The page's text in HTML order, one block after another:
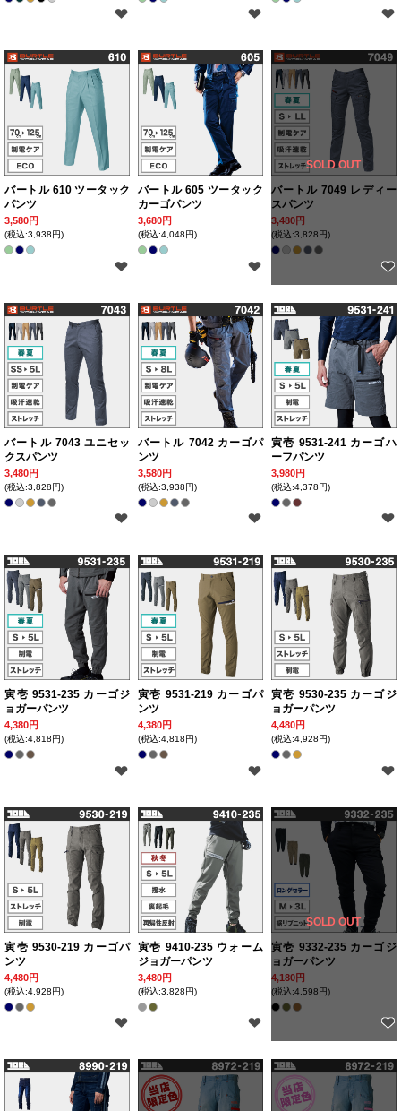
バートル 610 ツータック
パンツ
3,580円
(税込:3,938円)
バートル 605 ツータック
カーゴパンツ
3,680円
(税込:4,048円)
SOLD OUT
バートル 7049 レディー
スパンツ
3,480円
(税込:3,828円)
バートル 7043 ユニセッ
クスパンツ
3,480円
(税込:3,828円)
バートル 7042 カーゴパ
ンツ
3,580円
(税込:3,938円)
寅壱 9531-241 カーゴハ
ーフパンツ
3,980円
(税込:4,378円)
寅壱 9531-235 カーゴジ
ョガーパンツ
4,380円
(税込:4,818円)
寅壱 9531-219 カーゴパ
ンツ
4,380円
(税込:4,818円)
寅壱 9530-235 カーゴジ
ョガーパンツ
4,480円
(税込:4,928円)
寅壱 9530-219 カーゴパ
ンツ
4,480円
(税込:4,928円)
寅壱 9410-235 ウォーム
ジョガーパンツ
3,480円
(税込:3,828円)
SOLD OUT
寅壱 9332-235 カーゴジ
ョガーパンツ
4,180円
(税込:4,598円)